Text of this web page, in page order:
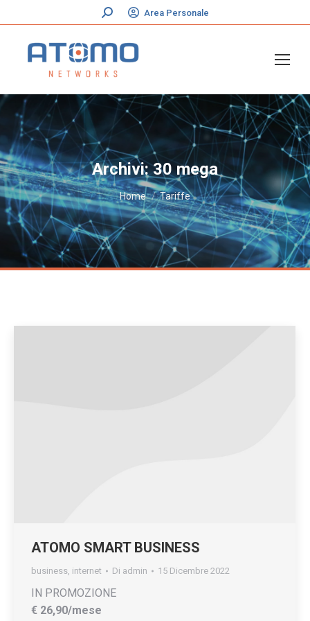
Cerca: Area Personale
Archivi:30 mega
Tu sei qui:
Home Tariffe
ATOMO SMART BUSINESS
business internet Di admin 15 Dicembre 2022
IN PROMOZIONE
€ 26,90/mese